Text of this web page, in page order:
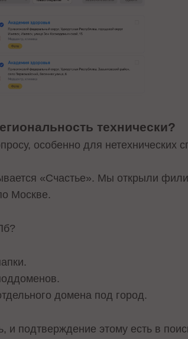
технически?
особенно для нетехнических
«Счастье». Мы открыли
Москве.
домена под город.
и подтверждение этому есть в